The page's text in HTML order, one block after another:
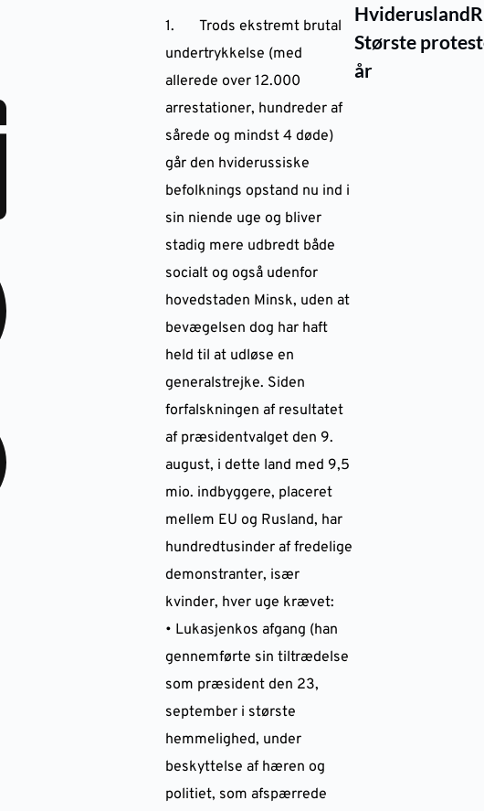
1. Trods ekstremt brutal
undertrykkelse (med
allerede over 12.000
arrestationer, hundreder af
sårede og mindst 4 døde)
går den hviderussiske
befolknings opstand nu ind i
sin niende uge og bliver
stadig mere udbredt både
socialt og også udenfor
hovedstaden Minsk, uden at
bevægelsen dog har haft
held til at udløse en
generalstrejke. Siden
forfalskningen af resultatet
af præsidentvalget den 9.
august, i dette land med 9,5
mio. indbyggere, placeret
mellem EU og Rusland, har
hundredtusinder af fredelige
demonstranter, især
kvinder, hver uge krævet:
• Lukasjenkos afgang (han
gennemførte sin tiltrædelse
som præsident den 23,
september i største
hemmelighed, under
beskyttelse af hæren og
politiet, som afspærrede
Hviderusland
Største
år